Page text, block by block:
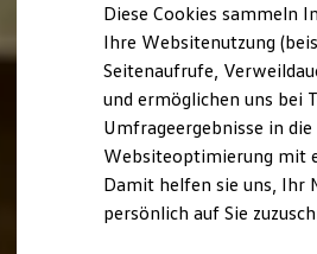
Behörden
Direktkunden
Sonderfahrzeuge
Anpfiff zum Gewinn
Elektromobilität
Elektroautos
ID. Tutorials
Elektrofahrzeugkonzepte
ID. EVERY1
Reichweite
Diese Cookies sammeln
Ihre Websitenutzung
Seitenaufrufe,
und ermöglichen uns bei
Umfrageergebnisse in die
Websiteoptimierung mit
Damit helfen sie uns, Ihr
persönlich auf Sie